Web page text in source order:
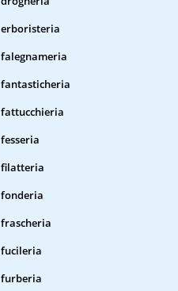
erboristeria
falegnameria
fantasticheria
fattucchieria
fesseria
filatteria
fonderia
frascheria
fucileria
furberia